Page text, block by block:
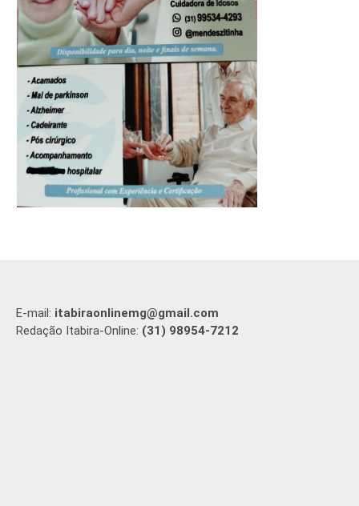
E-mail: itabiraonlinemg@gmail.com
Redação Itabira-Online: (31) 98954-7212